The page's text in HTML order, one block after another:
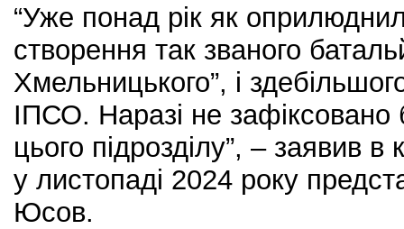
“Уже понад рік як
створення так званого
Хмельницького”, і
ІПСО. Наразі не зафіксовано
цього підрозділу”, – заявив в
у листопаді 2024 року
Юсов.